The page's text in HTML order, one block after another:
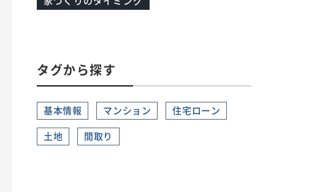
タグから探す
基本情報 マンション
住宅ローン
土地
間取り